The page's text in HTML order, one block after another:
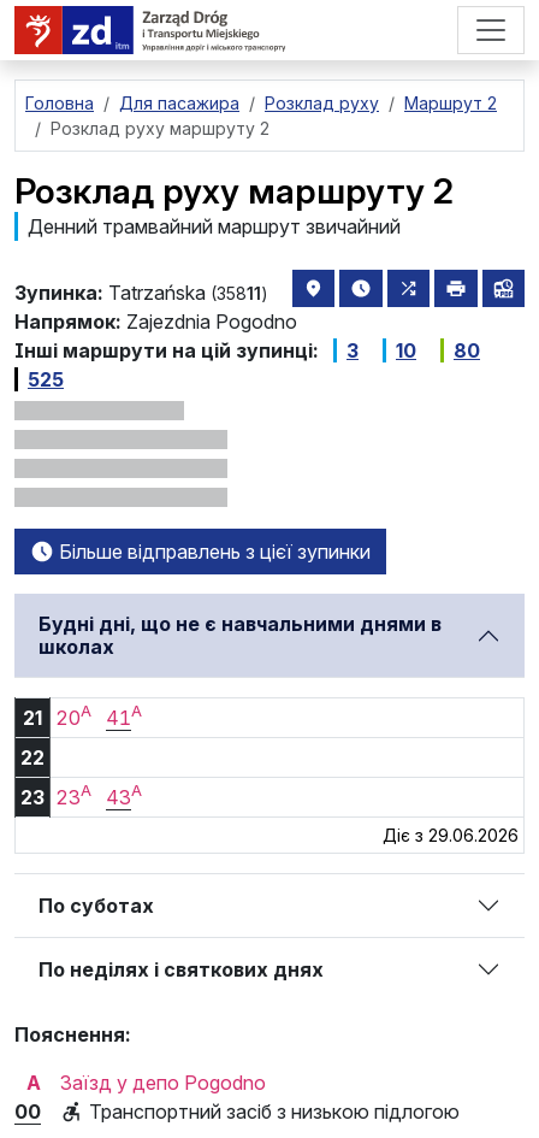
перейти до основного вмісту
Головна Для пасажира Розклад руху
Маршрут 2
Розклад руху маршруту 2
Розклад руху маршруту 2
Денний трамвайний маршрут звичайний
Зупинка: Tatrzańska (35811) розташування зупинки на
найближчі
всі
Напрямок: Zajezdnia Pogodno
Інші маршрути на цій зупинці:
3 10
80
525
Більше відправлень з цієї зупинки
Будні дні, що не є навчальними днями в
школах
21 20A21:20
41A21:41
22
23 23A23:23
43A23:43
Діє з 29.06.2026
По суботах
По неділях і святкових днях
Пояснення:
A
Заїзд у депо Pogodno
00
Транспортний засіб з низькою підлогою